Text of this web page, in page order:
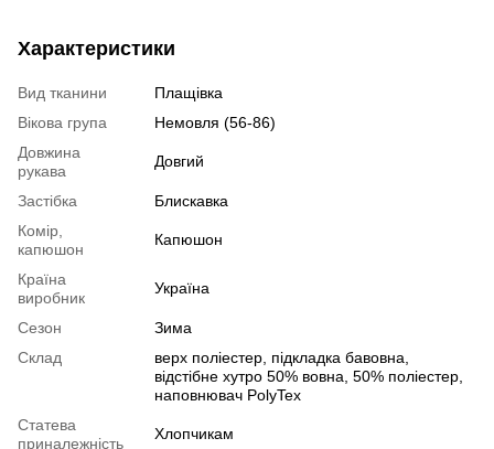
Характеристики
Вид тканини
Плащівка
Вікова група
Немовля (56-86)
Довжина
рукава
Довгий
Застібка
Блискавка
Комір,
капюшон
Капюшон
Країна
виробник
Україна
Сезон
Зима
Склад
верх поліестер, підкладка бавовна,
вiдстiбне хутро 50% вовна, 50% поліестер,
наповнювач PolyTeх
Статева
приналежність
Хлопчикам